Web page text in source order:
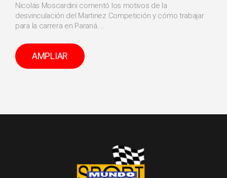
Nicolás Moscardini comentó los motivos de la
desvinculación del Martinez Competición y cómo trabajar
para la carrera en Paraná....
AMPLIAR